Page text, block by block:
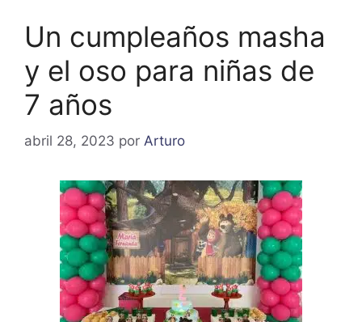
Un cumpleaños masha
y el oso para niñas de
7 años
abril 28, 2023 por Arturo